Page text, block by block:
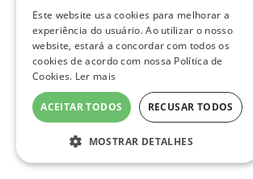
Este website usa cookies para melhorar a
experiência do usuário. Ao utilizar o nosso
website, estará a concordar com todos os
cookies de acordo com nossa Política de
Cookies. Ler mais
ACEITAR TODOS RECUSAR TODOS
MOSTRAR DETALHES